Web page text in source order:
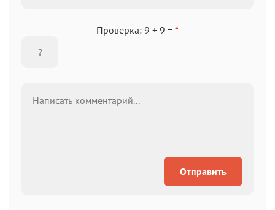
Проверка: 9 + 9 = *
Отправить